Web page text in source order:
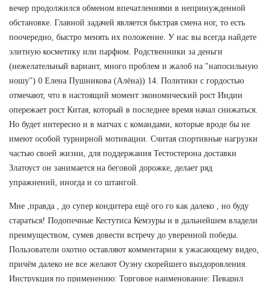
вечер продолжился обменом впечатлениями в непринужденной
обстановке. Главной задачей является быстрая смена ног, то есть
поочередно, быстро менять их положение. У нас вы всегда найдете
элитную косметику или парфюм. Родственники за деньги
(нежелательный вариант, много проблем и жалоб на "напосильную
ношу") 0 Елена Пушникова (Алёна)) 14. Политики с гордостью
отмечают, что в настоящий момент экономический рост Индии
опережает рост Китая, который в последнее время начал снижаться.
Но будет интересно и в матчах с командами, которые вроде бы не
имеют особой турнирной мотивации. Считая спортивные нагрузки
частью своей жизни, для поддержания Тестостерона доставки
Златоуст он занимается на беговой дорожке, делает ряд
упражнений, иногда и со штангой.
Мне ,правда , до супер кондитера ещё ого го как далеко , но буду
стараться! Подопечные Кестутиса Кемзуры и в дальнейшем владели
преимуществом, сумев довести встречу до уверенной победы.
Пользователи охотно оставляют комментарии к ужасающему видео,
причём далеко не все желают Оуэну скорейшего выздоровления.
Инструкция по применению: Торговое наименование: Певарил